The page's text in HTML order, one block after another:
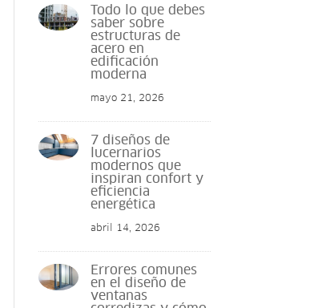
Todo lo que debes
saber sobre
estructuras de
acero en
edificación
moderna
mayo 21, 2026
7 diseños de
lucernarios
modernos que
inspiran confort y
eficiencia
energética
abril 14, 2026
Errores comunes
en el diseño de
ventanas